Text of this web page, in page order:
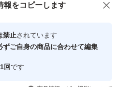
心・安全なユーザーです
引を完了させた実績があります
報をコピーします
禁止されています
ずご自身の商品に合わせて編集
回です
ススメ